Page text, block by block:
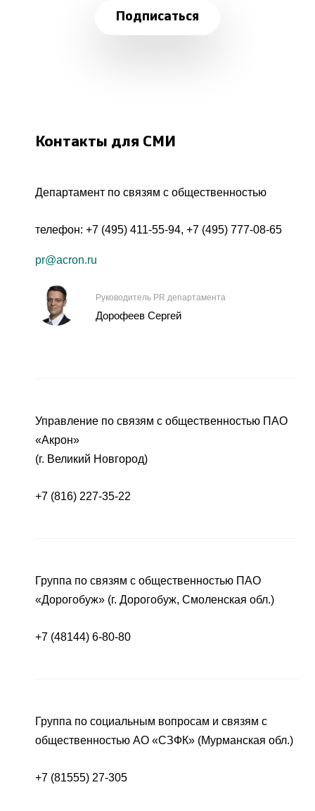
Подписаться
Контакты для СМИ
Департамент по связям с общественностью
телефон: +7 (495) 411-55-94, +7 (495) 777-08-65
pr@acron.ru
Руководитель PR департамента
Дорофеев Сергей
Управление по связям с общественностью ПАО
«Акрон»
(г. Великий Новгород)
+7 (816) 227-35-22
Группа по связям с общественностью ПАО
«Дорогобуж» (г. Дорогобуж, Смоленская обл.)
+7 (48144) 6-80-80
Группа по социальным вопросам и связям с
общественностью АО «СЗФК» (Мурманская обл.)
+7 (81555) 27-305